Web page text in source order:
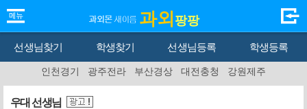
과외 팡팡
선생님찾기 학생찾기 선생님등록 학생등록
인천경기 광주전라 부산경상 대전충청 강원제주
우대 선생님